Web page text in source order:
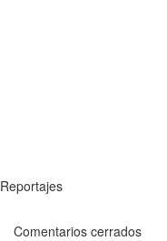
Reportajes
Comentarios cerrados